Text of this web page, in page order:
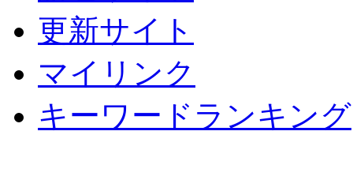
更新サイト
マイリンク
キーワードランキング